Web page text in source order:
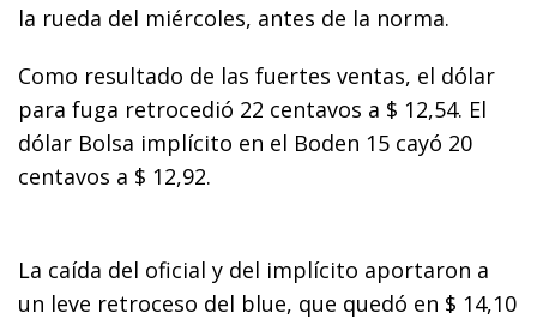
la rueda del miércoles, antes de la norma.
Como resultado de las fuertes ventas, el dólar
para fuga retrocedió 22 centavos a $ 12,54. El
dólar Bolsa implícito en el Boden 15 cayó 20
centavos a $ 12,92.
La caída del oficial y del implícito aportaron a
un leve retroceso del blue, que quedó en $ 14,10